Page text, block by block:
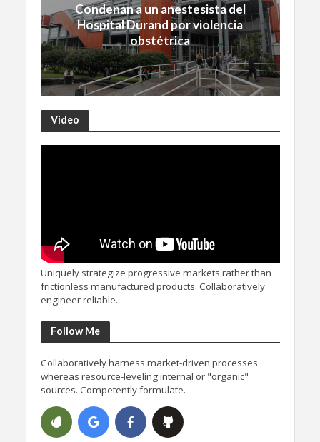
Condenan a un anestesista del
Hospital Durand por violencia
obstétrica
Video
Uniquely strategize progressive markets rather than
frictionless manufactured products. Collaboratively
engineer reliable.
Follow Me
Collaboratively harness market-driven processes
whereas resource-leveling internal or "organic"
sources. Competently formulate.